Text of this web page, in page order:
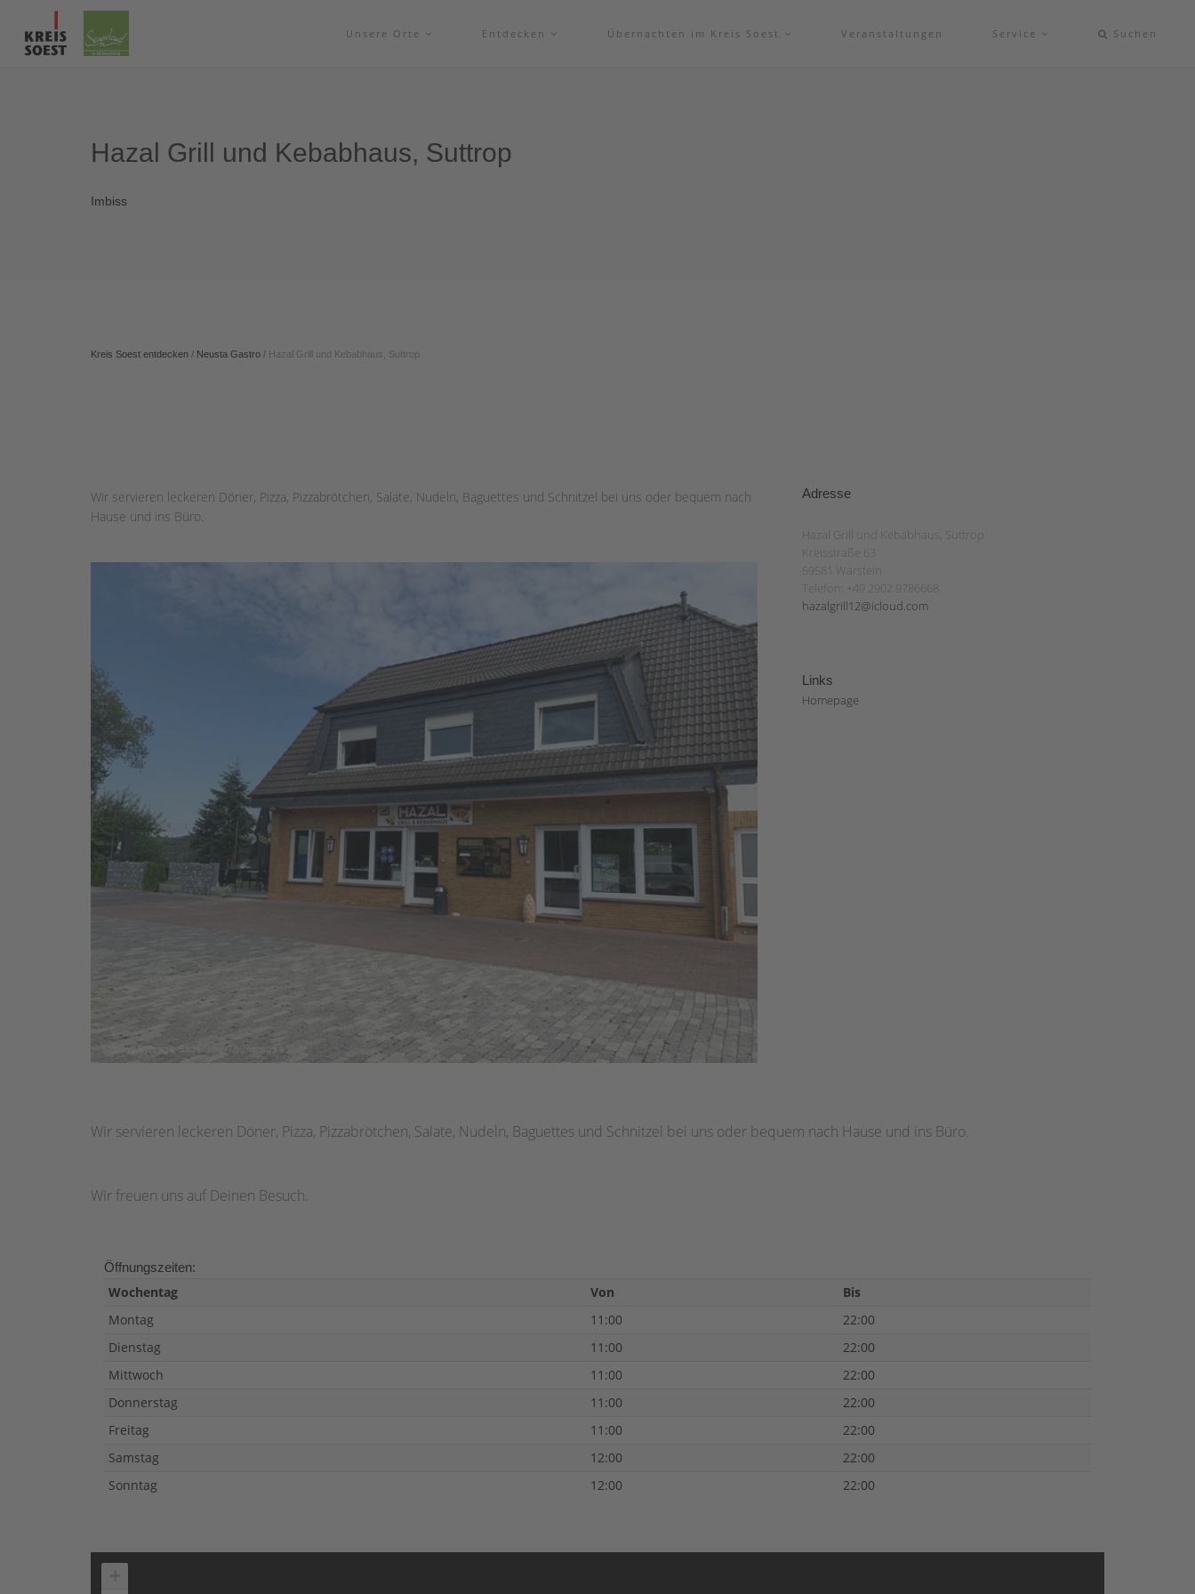
Unsere Orte Entdecken Übernachten im Kreis Soest Veranstaltungen Service Suchen
Hazal Grill und Kebabhaus, Suttrop
Imbiss
Kreis Soest entdecken / Neusta Gastro / Hazal Grill und Kebabhaus, Suttrop
Wir servieren leckeren Döner, Pizza, Pizzabrötchen, Salate, Nudeln, Baguettes und Schnitzel bei uns oder bequem nach
Hause und ins Büro.
Adresse
Hazal Grill und Kebabhaus, Suttrop
Kreisstraße 63
59581 Warstein
Telefon: +49 2902 9786668
hazalgrill12@icloud.com
Links
Homepage
Wir servieren leckeren Döner, Pizza, Pizzabrötchen, Salate, Nudeln, Baguettes und Schnitzel bei uns oder bequem nach Hause und ins Büro.
Wir freuen uns auf Deinen Besuch.
Öffnungszeiten:
Wochentag Von
Bis
Montag
11:00
22:00
Dienstag
11:00
22:00
Mittwoch
11:00
22:00
Donnerstag
11:00
22:00
Freitag
11:00
22:00
Samstag
12:00
22:00
Sonntag
12:00 22:00